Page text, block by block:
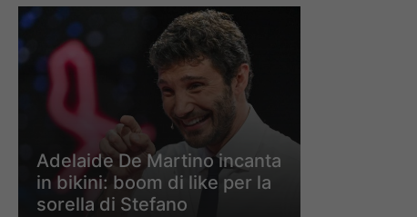
Adelaide De Martino incanta
in bikini: boom di like per la
sorella di Stefano